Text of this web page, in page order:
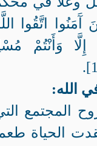
آَمَنُوا اتَّقُوا
إِلَّا وَأَنْتُمْ
في الله:
المجتمع
الحياة